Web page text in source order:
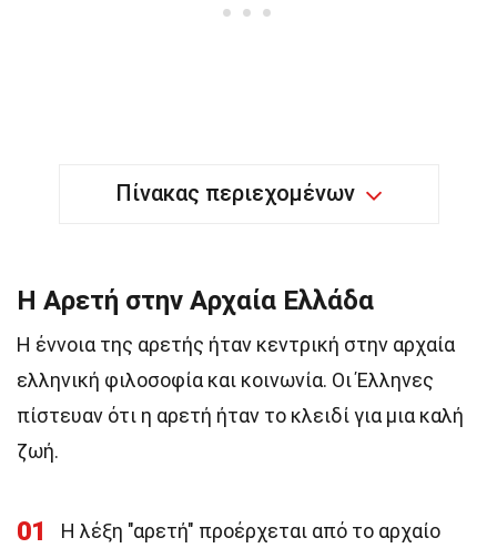
Πίνακας περιεχομένων
Η Αρετή στην Αρχαία Ελλάδα
Η έννοια της αρετής ήταν κεντρική στην αρχαία
ελληνική φιλοσοφία και κοινωνία. Οι Έλληνες
πίστευαν ότι η αρετή ήταν το κλειδί για μια καλή
ζωή.
01
Η λέξη "αρετή" προέρχεται από το αρχαίο